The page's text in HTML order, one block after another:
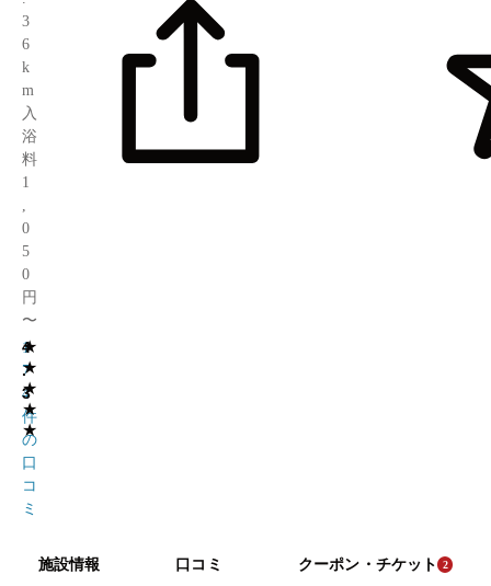
3
6
k
m
入
浴
料
1
0
5
0
円
〜
★
★
★
★
★
4
.
3
1
7
4
件
の
口
コ
ミ
施設情報 口コミ クーポン・チケット 2